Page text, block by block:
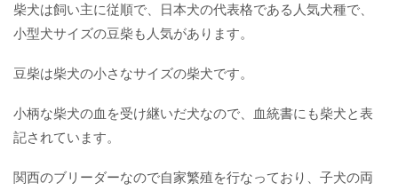
柴犬は飼い主に従順で、日本犬の代表格である人気犬種で、
小型犬サイズの豆柴も人気があります。
豆柴は柴犬の小さなサイズの柴犬です。
小柄な柴犬の血を受け継いだ犬なので、血統書にも柴犬と表
記されています。
関西のブリーダーなので自家繁殖を行なっており、子犬の両